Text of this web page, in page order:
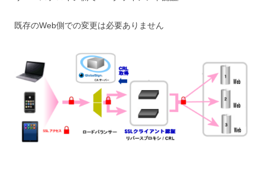
既存のWeb側での変更は必要ありません